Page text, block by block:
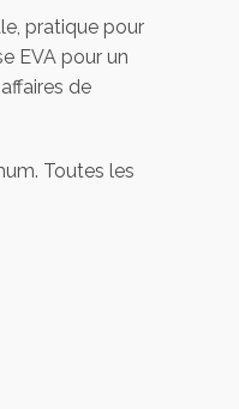
pratique pour
EVA pour un
de
Toutes les